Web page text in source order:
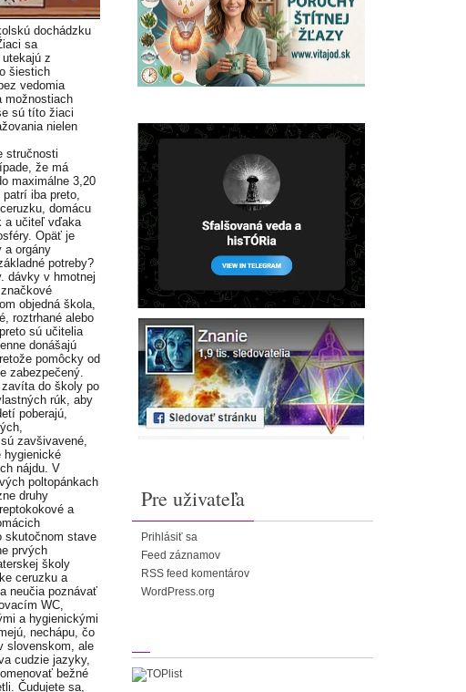
dochádzku
sa
z
šiestich
vedomia
možnostiach
sú títo žiaci
nielen
stručnosti
že má
maximálne 3,20
iba preto,
domácu
a učiteľ vďaka
Opäť je
a orgány
potreby?
dávky v hmotnej
objedná škola,
roztrhané alebo
sú učitelia
donášajú
pomôcky od
zabezpečený.
do školy po
rúk, aby
poberajú,
zavšivavené,
hygienické
nájdu. V
poltopánkach
druhy
a
skutočnom stave
prvých
školy
ceruzku a
neučia poznávať
WC,
a hygienickými
nechápu, čo
slovenskom, ale
cudzie jazyky,
bežné
Čudujete sa,
Pre uživateľa
Prihlásiť sa
Feed záznamov
RSS feed komentárov
WordPress.org